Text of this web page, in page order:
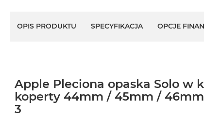
OPIS PRODUKTU SPECYFIKACJA OPCJE
Apple Pleciona opaska Solo w
koperty 44mm / 45mm /
3